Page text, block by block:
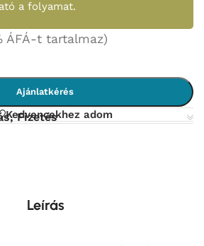
a folyamat.
ÁFÁ-t tartalmaz)
Ajánlatkérés
Kedvencekhez adom
Fizetés
Leírás